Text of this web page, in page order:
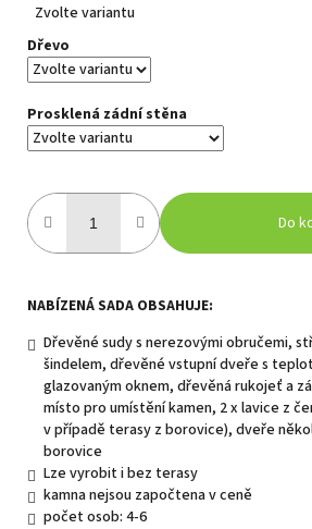
cena:
Zvolte variantu
Dřevo
Prosklená zádní stěna
Do
NABÍZENÁ SADA OBSAHUJE:
Dřevěné sudy s nerezovými obručemi,
šindelem, dřevěné vstupní dveře s
glazovaným oknem, dřevěná rukojeť a
místo pro umístění kamen, 2 x lavice z
v případě terasy z borovice), dveře
borovice
Lze vyrobit i bez terasy
kamna nejsou započtena v ceně
počet osob: 4-6